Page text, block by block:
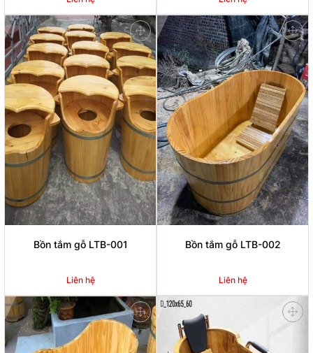
Bồn tắm gỗ LTB-001
Liên hệ
Bồn tắm gỗ LTB-002
Liên hệ